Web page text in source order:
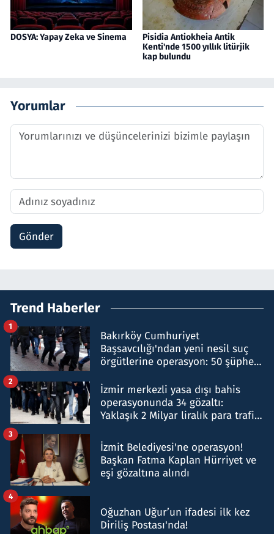
DOSYA: Yapay Zeka ve Sinema
Pisidia Antiokheia Antik
Kenti'nde 1500 yıllık litürjik
kap bulundu
Yorumlar
Gönder
Trend Haberler
Bakırköy Cumhuriyet
Başsavcılığı'ndan yeni nesil suç
örgütlerine operasyon: 50 şüpheli
1
İzmir merkezli yasa dışı bahis
operasyonunda 34 gözaltı:
Yaklaşık 2 Milyar liralık para trafiği
2
İzmit Belediyesi'ne operasyon!
Başkan Fatma Kaplan Hürriyet ve
eşi gözaltına alındı
3
Oğuzhan Uğur’un ifadesi ilk kez
Diriliş Postası'nda!
4